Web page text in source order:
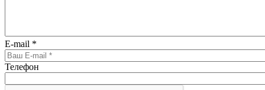
E-mail *
Телефон